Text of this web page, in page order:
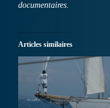
documentaires.
Articles similaires